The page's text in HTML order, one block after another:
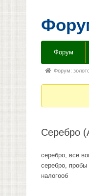
Форума
Форум
Форум
Вы
Форум:
Серебро
серебро, все
серебро, пробы
налогооб